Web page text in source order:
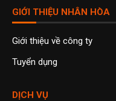
GIỚI THIỆU NHÂN HÒA
Giới thiệu về công ty
Tuyển dụng
DỊCH VỤ